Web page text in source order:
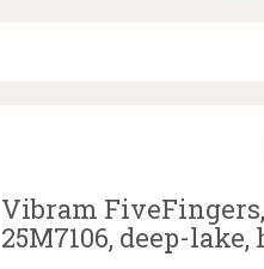
Vibram
25M7106, deep-